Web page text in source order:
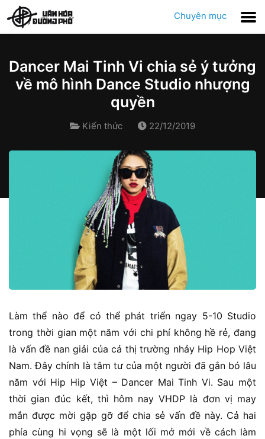
Chuyên mục
Dancer Mai Tinh Vi chia sẻ ý tưởng
về mô hình Dance Studio nhượng
quyền
Kiến thức 22/12/2019
Làm thể nào để có thể phát triển ngay 5-10 Studio
trong thời gian một năm với chi phí không hề rẻ, đang
là vấn đề nan giải của cả thị trường nhảy Hip Hop Việt
Nam. Đây chính là tâm tư của một người đã gắn bó lâu
năm với Hip Hip Việt – Dancer Mai Tinh Vi. Sau một
thời gian đúc kết, thì hôm nay VHDP là đơn vị may
mắn được mời gặp gỡ để chia sẻ vấn đề này. Cả hai
phía cùng hi vọng sẽ là một lối mở mới về cách làm